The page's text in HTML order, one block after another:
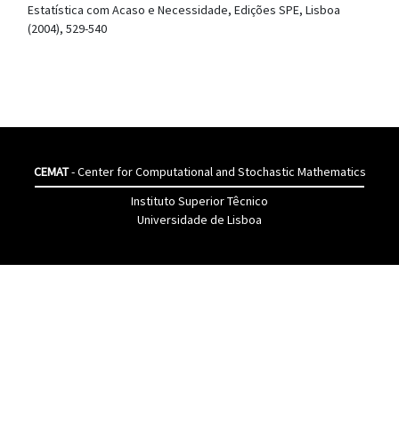
Estatística com Acaso e Necessidade, Edições SPE, Lisboa
(2004), 529-540
CEMAT- Center for Computational and Stochastic Mathematics
Instituto Superior Têcnico
Universidade de Lisboa